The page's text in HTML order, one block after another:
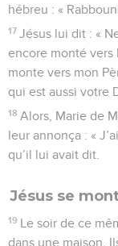
hébreu : «
17 Jésus lui dit : «
encore monté vers
monte vers mon
qui est aussi votre
18 Alors, Marie de
leur annonça : «
qu’il lui avait dit.
Jésus se
19 Le soir de ce
dans une maison.